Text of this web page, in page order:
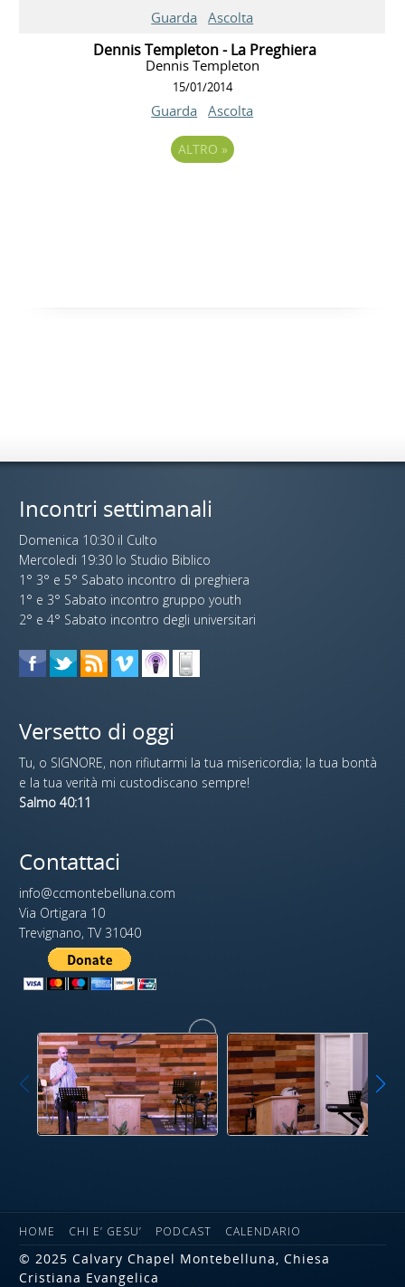
Guarda Ascolta
Dennis Templeton - La Preghiera
Dennis Templeton
15/01/2014
Guarda Ascolta
ALTRO »
Incontri settimanali
Domenica 10:30 il Culto
Mercoledi 19:30 lo Studio Biblico
1° 3° e 5° Sabato incontro di preghiera
1° e 3° Sabato incontro gruppo youth
2° e 4° Sabato incontro degli universitari
Versetto di oggi
Tu, o SIGNORE, non rifiutarmi la tua misericordia; la tua bontà
e la tua verità mi custodiscano sempre!
Salmo 40:11
Contattaci
info@ccmontebelluna.com
Via Ortigara 10
Trevignano, TV 31040
HOME CHI E’ GESU’ PODCAST CALENDARIO
© 2025 Calvary Chapel Montebelluna, Chiesa
Cristiana Evangelica